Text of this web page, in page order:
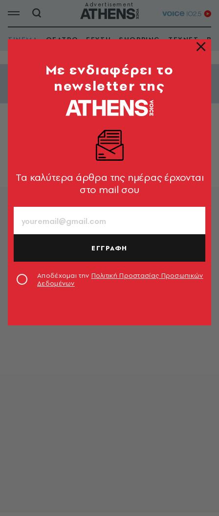
ΣΙΝΕΜΑ ΘΕΑΤΡΟ ΓΕΥΣΗ SHOPPING ΤΕΧΝΕΣ
Εμφάνιση φίλτρων
OPTIONS CINEMAS ΓΛΥΦΑΔΑ - 2
Mε ενδιαφέρει το
newsletter της
Tα καλύτερα άρθρα της ημέρας έρχονται
στο mail σου
ΕΓΓΡΑΦΗ
Αποδέχομαι την Πολιτική Προστασίας Προσωπικών
Δεδομένων